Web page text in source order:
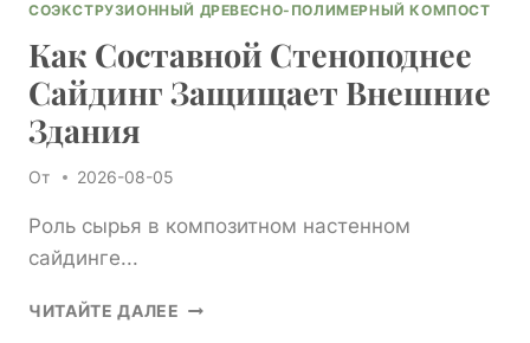
СОЭКСТРУЗИОННЫЙ ДРЕВЕСНО-ПОЛИМЕРНЫЙ КОМПОСТ
Как Составной Стеноподнее
Сайдинг Защищает Внешние
Здания
От 2026-08-05
Роль сырья в композитном настенном
сайдинге...
ЧИТАЙТЕ ДАЛЕЕ КАК